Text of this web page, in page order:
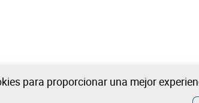
para proporcionar una mejor